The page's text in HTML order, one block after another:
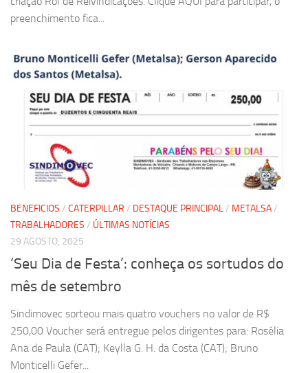
preenchimento fica...
BENEFICIOS / CATERPILLAR / DESTAQUE PRINCIPAL/ METALSA/
TRABALHADORES / ÚLTIMAS NOTÍCIAS
29 AGOSTO, 2025
‘Seu Dia de Festa’: conheça os sortudos do
mês de setembro
Sindimovec sorteou mais quatro vouchers no valor de R$
250,00 Voucher será entregue pelos dirigentes para: Rosélia
Ana de Paula (CAT); Keylla G. H. da Costa (CAT); Bruno
Monticelli Gefer...